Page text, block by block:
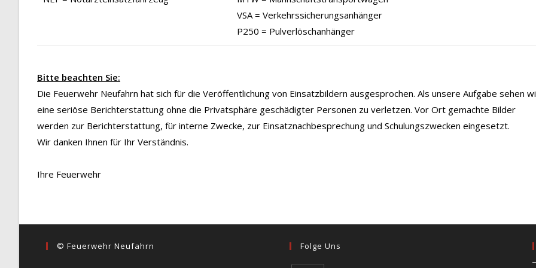
VSA = Verkehrssicherungsanhänger
P250 = Pulverlöschanhänger
Bitte beachten Sie:
Die Feuerwehr Neufahrn hat sich für die Veröffentlichung von Einsatzbildern ausgesprochen. Als unsere Aufgabe sehen
eine seriöse Berichterstattung ohne die Privatsphäre geschädigter Personen zu verletzen. Vor Ort gemachte Bilder
werden zur Berichterstattung, für interne Zwecke, zur Einsatznachbesprechung und Schulungszwecken eingesetzt.
Wir danken Ihnen für Ihr Verständnis.
Ihre Feuerwehr
© Feuerwehr Neufahrn Folge Uns